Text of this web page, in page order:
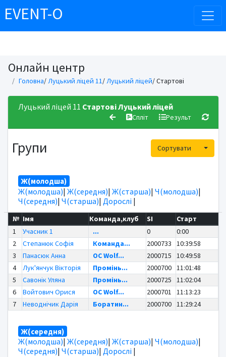
EVENT-O
Онлайн центр
Головна/Луцький ліцей 11/Луцький ліцей/ Стартові
Луцький ліцей 11 СтартовіЛуцький ліцей
Спліт Результ
Групи Сортувати
Ж(молодша)
Ж(молодша)| Ж(середня)| Ж(старша)| Ч(молодша)|
Ч(середня)| Ч(старша)| Дорослі |
№ Імя Команда,клуб SI
Старт
1
Учасник 1 ... 0
0:00
2
Степанюк Софія Команда... 2000733
10:39:58
3
Панасюк Анна OC Wolf... 2000715
10:49:58
4
Лук'янчук Вікторія Промінь... 2000700 11:01:48
5
Савонік Уляна Промінь... 2000725
11:02:04
6
Войтович Орися OC Wolf... 2000701
11:13:23
7
Неводнічик Дарія Боратин... 2000700 11:29:24
Ж(середня)
Ж(молодша)| Ж(середня)| Ж(старша)| Ч(молодша)|
Ч(середня)| Ч(старша)| Дорослі |